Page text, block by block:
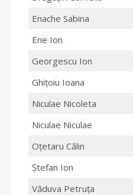
Enache Sabina
Ene Ion
Georgescu Ion
Ghițoiu Ioana
Niculae Nicoleta
Niculae Niculae
Oțetaru Călin
Ștefan Ion
Văduva Petruța